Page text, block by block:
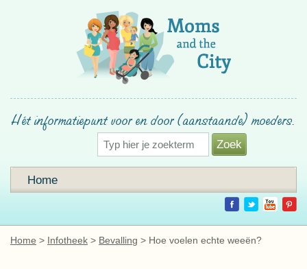
Hét informatiepunt voor en door (aanstaande) moeders.
Home
Home Infotheek Bevalling Hoe voelen echte weeën?